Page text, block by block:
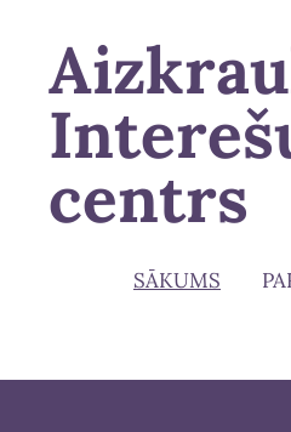
centrs
SĀKUMS